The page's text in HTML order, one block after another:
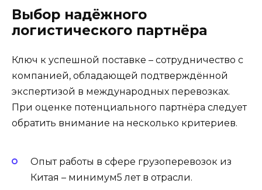
Выбор надёжного
логистического партнёра
Ключ к успешной поставке – сотрудничество с
компанией, обладающей подтверждённой
экспертизой в международных перевозках.
При оценке потенциального партнёра следует
обратить внимание на несколько критериев.
Опыт работы в сфере грузоперевозок из
Китая – минимум5 лет в отрасли.